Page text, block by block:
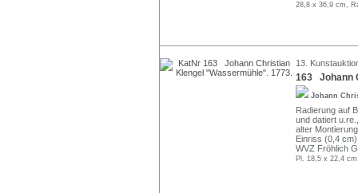
28,8 x 36,9 cm,
13.
163 Johann
Johann
Radierung auf
und datiert
alter
Einriss (0,4
WVZ Fröhlich
Pl. 18,5 x 22,4